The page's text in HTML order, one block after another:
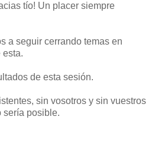
tío! Un placer siempre
a seguir cerrando temas en
esta.
de esta sesión.
sin vosotros y sin vuestros
sería posible.